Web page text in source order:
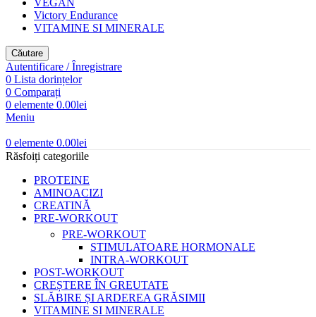
VEGAN
Victory Endurance
VITAMINE SI MINERALE
Căutare
Autentificare / Înregistrare
0 Lista dorințelor
0 Comparați
0 elemente 0.00lei
Meniu
0 elemente 0.00lei
Răsfoiți categoriile
PROTEINE
AMINOACIZI
CREATINĂ
PRE-WORKOUT
PRE-WORKOUT
STIMULATOARE HORMONALE
INTRA-WORKOUT
POST-WORKOUT
CREȘTERE ÎN GREUTATE
SLĂBIRE ȘI ARDEREA GRĂSIMII
VITAMINE SI MINERALE